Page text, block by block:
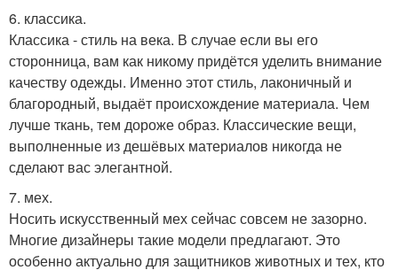
6. классика.
Классика - стиль на века. В случае если вы его
сторонница, вам как никому придётся уделить внимание
качеству одежды. Именно этот стиль, лаконичный и
благородный, выдаёт происхождение материала. Чем
лучше ткань, тем дороже образ. Классические вещи,
выполненные из дешёвых материалов никогда не
сделают вас элегантной.
7. мех.
Носить искусственный мех сейчас совсем не зазорно.
Многие дизайнеры такие модели предлагают. Это
особенно актуально для защитников животных и тех, кто